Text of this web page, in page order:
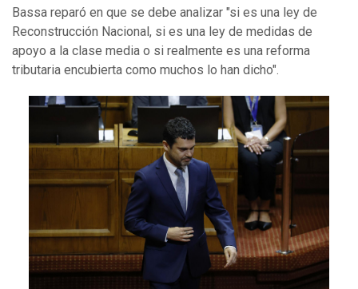
Bassa reparó en que se debe analizar "si es una ley de
Reconstrucción Nacional, si es una ley de medidas de
apoyo a la clase media o si realmente es una reforma
tributaria encubierta como muchos lo han dicho".